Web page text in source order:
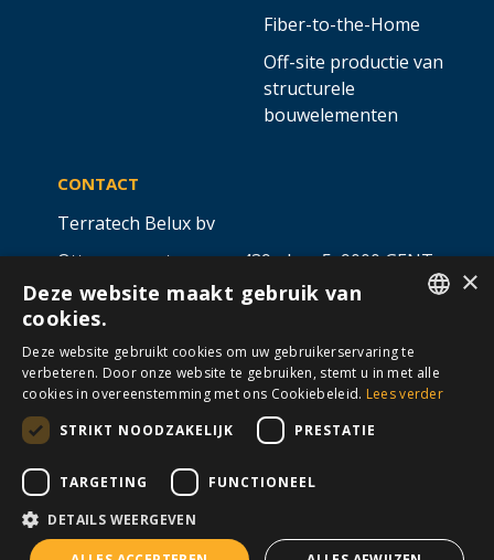
Fiber-to-the-Home
Off-site productie van
structurele
bouwelementen
CONTACT
Terratech Belux bv
Ottergemsesteenweg 439 - bus 5,9000 GENT
info@allterra-belux.com+32 9 430 25 30
BE1009.467.122
VOLG ONS OP ​ ​
Algemene voorwaarden Cookies
Disclaimer
FRENCH
×
Deze website maakt gebruik van
cookies.
Deze website gebruikt cookies om uw gebruikerservaring te
verbeteren. Door onze website te gebruiken, stemt u in met alle
cookies in overeenstemming met ons Cookiebeleid. Lees verder
STRIKT NOODZAKELIJK
PRESTATIE
TARGETING FUNCTIONEEL
DETAILS WEERGEVEN